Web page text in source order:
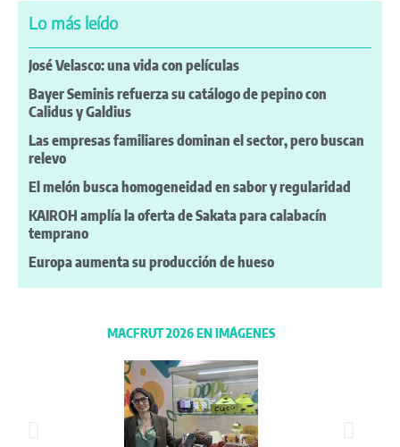
Lo más leído
José Velasco: una vida con películas
Bayer Seminis refuerza su catálogo de pepino con
Calidus y Galdius
Las empresas familiares dominan el sector, pero buscan
relevo
El melón busca homogeneidad en sabor y regularidad
KAIROH amplía la oferta de Sakata para calabacín
temprano
Europa aumenta su producción de hueso
MACFRUT 2026 EN IMÁGENES